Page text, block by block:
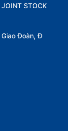
STOCK
Đoàn, Đ